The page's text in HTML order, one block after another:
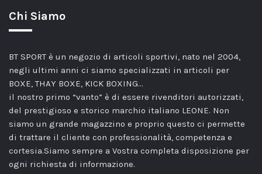
Chi Siamo
BT SPORT è un negozio di articoli sportivi, nato nel 2004,
negli ultimi anni ci siamo specializzati in articoli per
BOXE, THAY BOXE, KICK BOXING…
il nostro primo “vanto” è di essere rivenditori autorizzati,
del prestigioso e storico marchio italiano LEONE. Non
siamo un grande magazzino e proprio questo ci permette
di trattare il cliente con professionalità, competenza e
cortesia.Siamo sempre a Vostra completa disposizione per
ogni richiesta di informazione.